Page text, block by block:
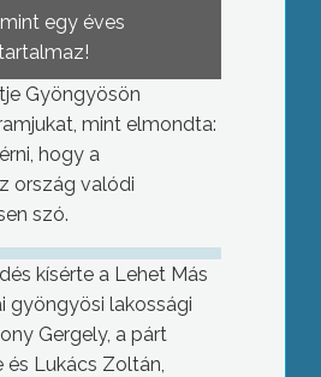
egy éves
Gyöngyösön
mint elmondta:
hogy a
ország valódi
szó.
kísérte a Lehet Más
gyöngyösi lakossági
Gergely, a párt
Lukács Zoltán,